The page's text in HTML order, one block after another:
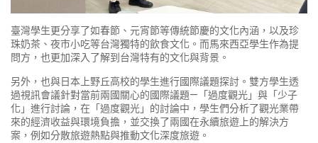
臺灣學生更分享了如春節、元宵節等傳統節慶的文化內涵，以及珍
珠奶茶、夜市小吃等台灣獨特的飲食文化。而馬來西亞學生作為提
問方，也更加深入了解到台灣特有的文化與背景。
另外，也與日本上野丘高校的學生進行國際議題探討。雙方學生透
過視訊會議針對當前兩國關心的國際議題—「過度觀光」與「少子
化」進行討論，在「過度觀光」的討論中，學生們分析了觀光業帶
來的經濟收益與環境負擔，並交換了兩國在永續旅遊上的解決方
案，例如分散旅遊熱點與推動文化深度旅遊。